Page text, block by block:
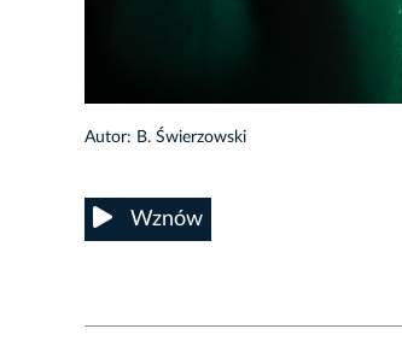
Autor: B. Świerzowski
Wznów